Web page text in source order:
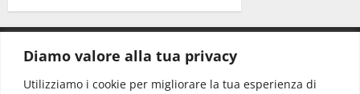
Diamo valore alla tua privacy
Utilizziamo i cookie per migliorare la tua esperienza di
CONTATTI.